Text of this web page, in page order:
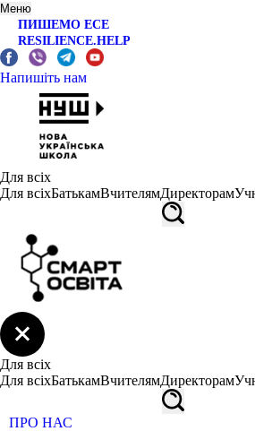
Меню
ПИШЕМО ЕСЕ
RESILIENCE.HELP
Напишіть нам
Для всіх
Для всіхБатькамВчителямДиректорам
Для всіх
Для всіхБатькамВчителямДиректорам
ПРО НАС